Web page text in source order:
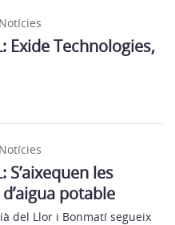
Notícies
Exide Technologies,
Notícies
S’aixequen les
potable
del Llor i Bonmatí segueix